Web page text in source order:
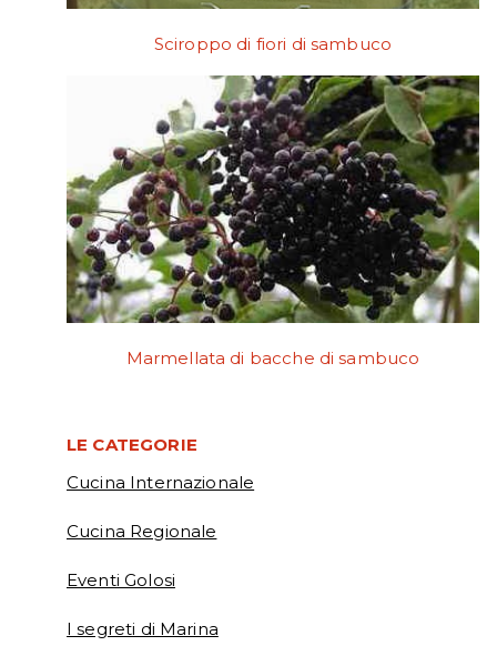
Sciroppo di fiori di sambuco
Marmellata di bacche di sambuco
LE CATEGORIE
Cucina Internazionale
Cucina Regionale
Eventi Golosi
I segreti di Marina